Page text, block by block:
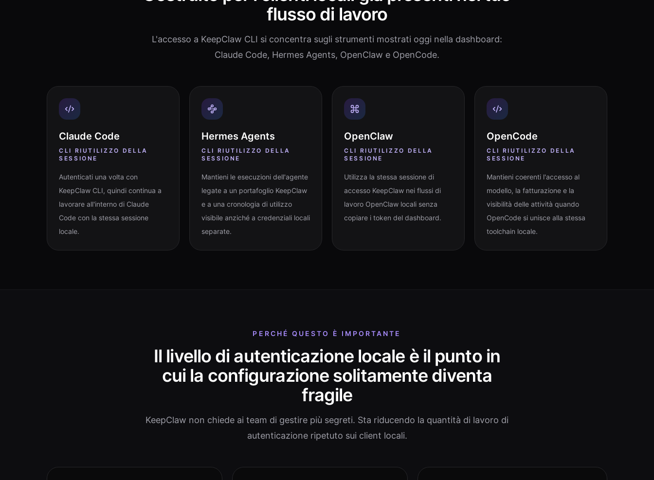
flusso di lavoro
L'accesso a KeepClaw CLI si concentra sugli strumenti mostrati oggi nella dashboard:
Claude Code, Hermes Agents, OpenClaw e OpenCode.
Claude Code
CLI RIUTILIZZO DELLA
SESSIONE
Autenticati una volta con
KeepClaw CLI, quindi continua a
lavorare all'interno di Claude
Code con la stessa sessione
locale.
Hermes Agents
CLI RIUTILIZZO DELLA
SESSIONE
Mantieni le esecuzioni dell'agente
legate a un portafoglio KeepClaw
e a una cronologia di utilizzo
visibile anziché a credenziali locali
separate.
OpenClaw
CLI RIUTILIZZO DELLA
SESSIONE
Utilizza la stessa sessione di
accesso KeepClaw nei flussi di
lavoro OpenClaw locali senza
copiare i token del dashboard.
OpenCode
CLI RIUTILIZZO DELLA
SESSIONE
Mantieni coerenti l'accesso al
modello, la fatturazione e la
visibilità delle attività quando
OpenCode si unisce alla stessa
toolchain locale.
PERCHÉ QUESTO È IMPORTANTE
Il livello di autenticazione locale è il punto in
cui la configurazione solitamente diventa
fragile
KeepClaw non chiede ai team di gestire più segreti. Sta riducendo la quantità di lavoro di
autenticazione ripetuto sui client locali.